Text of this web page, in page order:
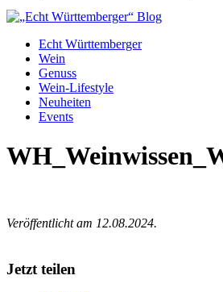
Echt Württemberger
Wein
Genuss
Wein-Lifestyle
Neuheiten
Events
Veröffentlicht am 12.08.2024.
Jetzt teilen